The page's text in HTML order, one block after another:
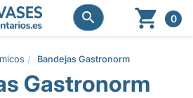

  0
Bandejas Gastronorm
Gastronorm